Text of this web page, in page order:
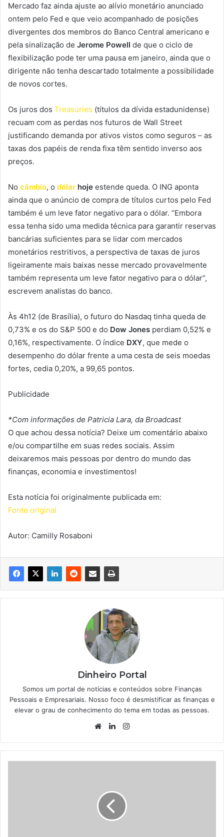
Mercado faz ainda ajuste ao alívio monetário anunciado
ontem pelo Fed e que veio acompanhado de posições
divergentes dos membros do Banco Central americano e
pela sinalização de Jerome Powell de que o ciclo de
flexibilização pode ter uma pausa em janeiro, ainda que o
dirigente não tenha descartado totalmente a possibilidade
de novos cortes.
Os juros dos Treasuries (títulos da dívida estadunidense)
recuam com as perdas nos futuros de Wall Street
justificando demanda por ativos vistos como seguros – as
taxas dos papéis de renda fixa têm sentido inverso aos
preços.
No câmbio, o dólar hoje estende queda. O ING aponta
ainda que o anúncio de compra de títulos curtos pelo Fed
também é um leve fator negativo para o dólar. “Embora
essa tenha sido uma medida técnica para garantir reservas
bancárias suficientes para se lidar com mercados
monetários restritivos, a perspectiva de taxas de juros
ligeiramente mais baixas nesse mercado provavelmente
também representa um leve fator negativo para o dólar”,
escrevem analistas do banco.
Às 4h12 (de Brasília), o futuro do Nasdaq tinha queda de
0,73% e os do S&P 500 e do Dow Jones perdiam 0,52% e
0,16%, respectivamente. O índice DXY, que mede o
desempenho do dólar frente a uma cesta de seis moedas
fortes, cedia 0,20%, a 99,65 pontos.
Publicidade
*Com informações de Patricia Lara, da Broadcast
O que achou dessa notícia? Deixe um comentário abaixo
e/ou compartilhe em suas redes sociais. Assim
deixaremos mais pessoas por dentro do mundo das
finanças, economia e investimentos!
Esta notícia foi originalmente publicada em:
Fonte original
Autor: Camilly Rosaboni
Dinheiro Portal
Somos um portal de notícias e conteúdos sobre Finanças
Pessoais e Empresariais. Nosso foco é desmistificar as finanças e
elevar o grau de conhecimento do tema em todas as pessoas.
WebsiteLinkedin